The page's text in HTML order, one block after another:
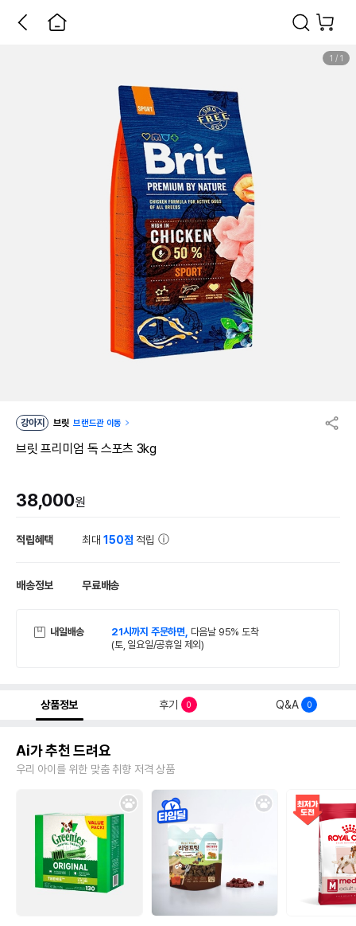
1 / 1
강아지 브릿 브랜드관 이동
브릿 프리미엄 독 스포츠 3kg
38,000원
적립혜택 최대150점 적립
배송정보 무료배송
내일배송 21시까지 주문하면, 다음날 95% 도착
(토, 일요일/공휴일 제외)
상품정보 후기 0 Q&A 0
Ai가 추천 드려요
우리 아이를 위한 맞춤 취향 저격 상품